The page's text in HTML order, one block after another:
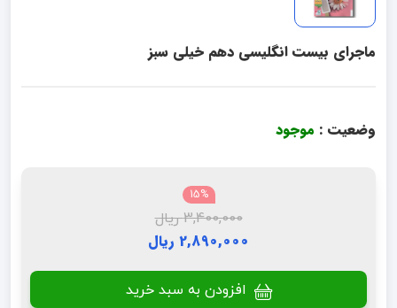
ماجرای بیست انگلیسی دهم خیلی سبز
وضعیت : موجود
15%
3,400,000 ریال
2,890,000 ریال
افزودن به سبد خرید